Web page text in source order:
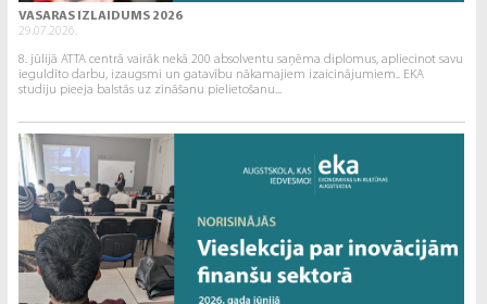
VASARAS IZLAIDUMS 2026
29.07.2026.
8. jūlijā ATTA centrā vairāk nekā 200 absolventu saņēma diplomus, apliecinot savu
ieguldīto darbu, izaugsmi un gatavību nākamajiem izaicinājumiem.. EKA
studiju pieeja balstās uz zināšanu pielietošanu...